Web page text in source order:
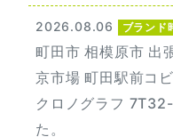
2026.08.06 ブランド
町田市 相模原市 出
京市場 町田駅前コ
クロノグラフ
た。